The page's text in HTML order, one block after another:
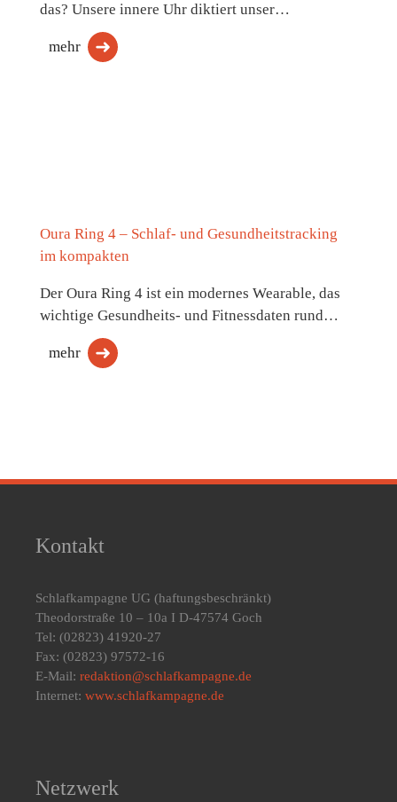
das? Unsere innere Uhr diktiert unser…
mehr
Oura Ring 4 – Schlaf- und Gesundheitstracking
im kompakten
Der Oura Ring 4 ist ein modernes Wearable, das
wichtige Gesundheits- und Fitnessdaten rund…
mehr
Kontakt
Schlafkampagne UG (haftungsbeschränkt)
Theodorstraße 10 – 10a I D-47574 Goch
Tel: (02823) 41920-27
Fax: (02823) 97572-16
E-Mail: redaktion@schlafkampagne.de
Internet: www.schlafkampagne.de
Netzwerk